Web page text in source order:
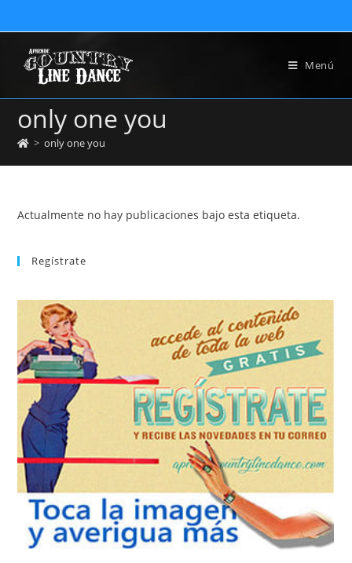
Menú
only one you
> only one you
Actualmente no hay publicaciones bajo esta etiqueta.
Regístrate
Tras registrarte tendrás acceso completo a la web. Puedes
consultar el directorio alfabético de vídeos tutoriales y
aprender la coreografía que más te apetezca. Recibirás en tu
correo la newsletter con las novedades tanto en el blog, como
de nuevos bailes. En cualquier momento puedes dar de baja
tu suscripción a la newsletter sin dejar de estar registrado.
REGÍSTRATE